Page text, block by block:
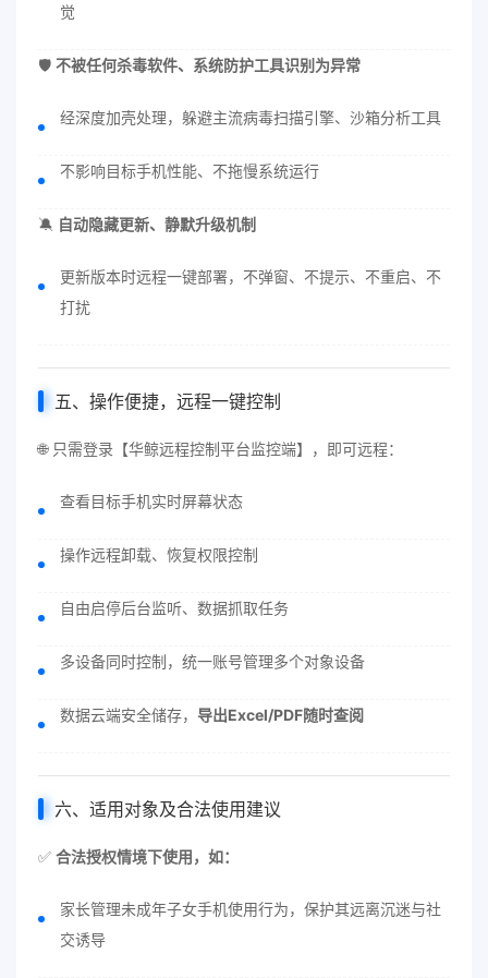
觉
🛡 不被任何杀毒软件、系统防护工具识别为异常
经深度加壳处理，躲避主流病毒扫描引擎、沙箱分析工具
不影响目标手机性能、不拖慢系统运行
🔕 自动隐藏更新、静默升级机制
更新版本时远程一键部署，不弹窗、不提示、不重启、不
打扰
五、操作便捷，远程一键控制
🌐 只需登录【华鲸远程控制平台监控端】，即可远程：
查看目标手机实时屏幕状态
操作远程卸载、恢复权限控制
自由启停后台监听、数据抓取任务
多设备同时控制，统一账号管理多个对象设备
数据云端安全储存， 导出Excel/PDF随时查阅
六、适用对象及合法使用建议
✅ 合法授权情境下使用，如：
家长管理未成年子女手机使用行为，保护其远离沉迷与社
交诱导